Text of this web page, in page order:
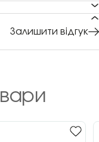
Залишити відгук